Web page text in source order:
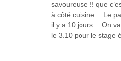
savoureuse !! que
à côté cuisine… Le
il y a 10 jours… On
le 3.10 pour le stage